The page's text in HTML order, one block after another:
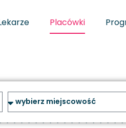
Placówki